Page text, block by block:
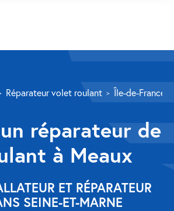
Réparateur volet roulant Île-de-France
réparateur de
à Meaux
ET RÉPARATEUR
SEINE-ET-MARNE